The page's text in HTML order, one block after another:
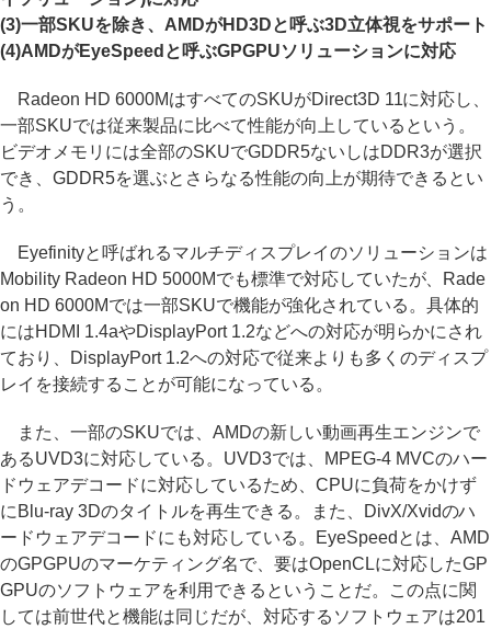
(3)一部SKUを除き、AMDがHD3Dと呼ぶ3D立体視をサポート
(4)AMDがEyeSpeedと呼ぶGPGPUソリューションに対応
Radeon HD 6000MはすべてのSKUがDirect3D 11に対応し、
一部SKUでは従来製品に比べて性能が向上しているという。
ビデオメモリには全部のSKUでGDDR5ないしはDDR3が選択
でき、GDDR5を選ぶとさらなる性能の向上が期待できるとい
う。
Eyefinityと呼ばれるマルチディスプレイのソリューションは
Mobility Radeon HD 5000Mでも標準で対応していたが、Rade
on HD 6000Mでは一部SKUで機能が強化されている。具体的
にはHDMI 1.4aやDisplayPort 1.2などへの対応が明らかにされ
ており、DisplayPort 1.2への対応で従来よりも多くのディスプ
レイを接続することが可能になっている。
また、一部のSKUでは、AMDの新しい動画再生エンジンで
あるUVD3に対応している。UVD3では、MPEG-4 MVCのハー
ドウェアデコードに対応しているため、CPUに負荷をかけず
にBlu-ray 3Dのタイトルを再生できる。また、DivX/Xvidのハ
ードウェアデコードにも対応している。EyeSpeedとは、AMD
のGPGPUのマーケティング名で、要はOpenCLに対応したGP
GPUのソフトウェアを利用できるということだ。この点に関
しては前世代と機能は同じだが、対応するソフトウェアは201